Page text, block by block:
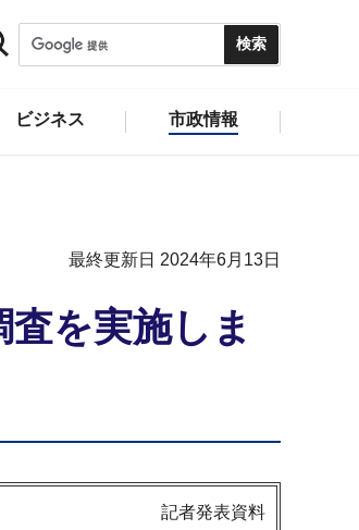
ビジネス 市政情報
最終更新日 2024年6月13日
を実施しま
記者発表資料